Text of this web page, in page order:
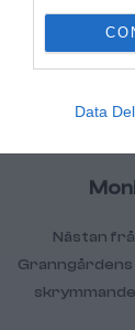
Data
Hör hela
Nästan
Granngårdens